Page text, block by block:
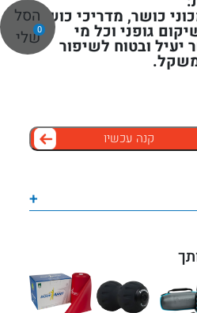
0
הסל
שלי
כושר, מדריכי כושר
גופני וכל מי
ובטוח לשיפור
משקל.
קנה עכשיו
+